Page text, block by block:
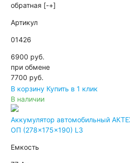
обратная [-+]
Артикул
01426
6900 руб.
при обмене
7700 руб.
В корзину Купить в 1 клик
В наличии
Аккумулятор автомобильный
ОП (278x175x190) L3
Емкость